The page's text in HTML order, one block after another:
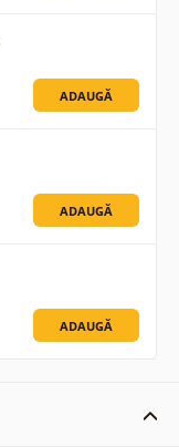
ADAUGĂ
ADAUGĂ
ADAUGĂ